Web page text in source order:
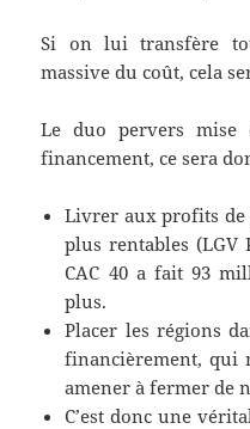
Si on lui transfère
massive du coût, cela
Le duo pervers mise
financement, ce sera
Livrer aux profits de
plus rentables (LGV
CAC 40 a fait 93
plus.
Placer les régions
financièrement, qui
amener à fermer de
C’est donc une